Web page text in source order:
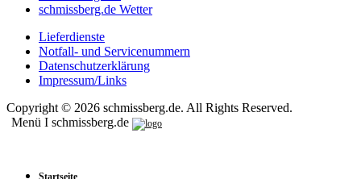
schmissberg.de Wetter
Lieferdienste
Notfall- und Servicenummern
Datenschutzerklärung
Impressum/Links
Copyright © 2026 schmissberg.de. All Rights Reserved.
Menü I schmissberg.de
Startseite